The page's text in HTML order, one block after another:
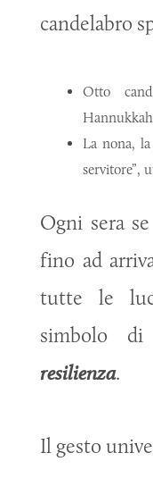
candelabro
Otto
La nona,
servitore”,
Ogni sera
fino ad
tutte le
simbolo di
resilienza.
Il gesto